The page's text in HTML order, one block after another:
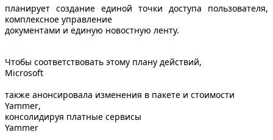
планирует создание единой точки доступа пользователя,
комплексное управление
документами и единую новостную ленту.
Чтобы соответствовать этому плану действий,
Microsoft
также анонсировала изменения в пакете и стоимости
Yammer,
консолидируя платные сервисы
Yammer